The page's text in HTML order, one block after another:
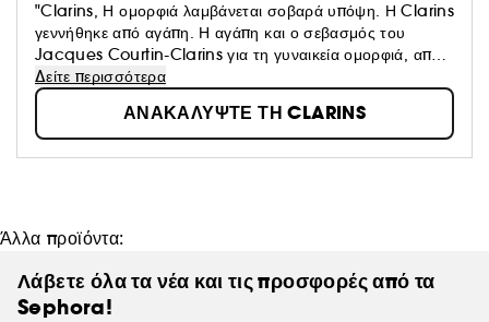
"Clarins, Η ομορφιά λαμβάνεται σοβαρά υπόψη. Η Clarins
γεννήθηκε από αγάπη. Η αγάπη και ο σεβασμός του
Jacques Courtin-Clarins για τη γυναικεία ομορφιά, από
την έναρξη του πρώτου Ινστιτούτου Clarins στο Παρίσι το
1954. N° 1 στο Skincare Prestige στην Ευρώπη*, η
Clarins δουλεύει ακούραστα για να προσφέρει σε κάθε
γυναίκα το καλύτερο της Φύσης αντλώντας από τα πιο
πολύτιμα περιουσιακά της στοιχεία Η Clarins έχει
περιποίησης δέρματος, μάρκες κύρους, πωλήσεις σε αξία,
κατά τη σωρευτική περίοδο από τον Ιανουάριο έως τον
Δεκέμβριο του 2020, συνολικά 3 χώρες (Γαλλία, Ιταλία,
Ηνωμένο Βασίλειο) "
Δείτε περισσότερα
ΑΝΑΚΑΛΥΨΤΕ ΤΗ CLARINS
Άλλα προϊόντα:
Λάβετε όλα τα νέα και τις προσφορές από τα
Sephora!